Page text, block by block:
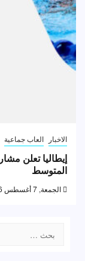
الاخبار العاب جماعية
المتوسط
الجمعة, 7 أغسطس 2026, 2:39 م
عن: